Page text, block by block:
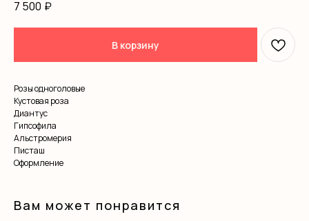
7 500 ₽
В корзину
Розы одноголовые
Кустовая роза
Диантус
Гипсофила
Альстромерия
Писташ
Оформление
Вам может понравится